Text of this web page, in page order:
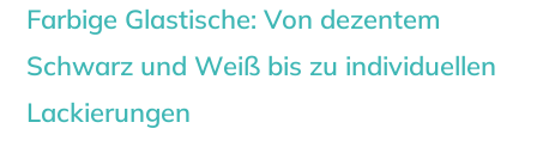
Farbige Glastische: Von dezentem
Schwarz und Weiß bis zu individuellen
Lackierungen